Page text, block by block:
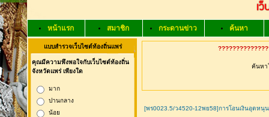
หน้าแรก สมาชิก กระดานข่าว ค้นหา
แบบสำรวจเว็บไซต์ท้องถิ่นแพร่
คุณมีความพึงพอใจกับเว็บไซต์ท้องถิ่น
จังหวัดแพร่ เพียงใด
มาก
ปานกลาง
น้อย
ค้นหา
[พร0023.5/ว4520-12พย58]การโอนเงินอุดห